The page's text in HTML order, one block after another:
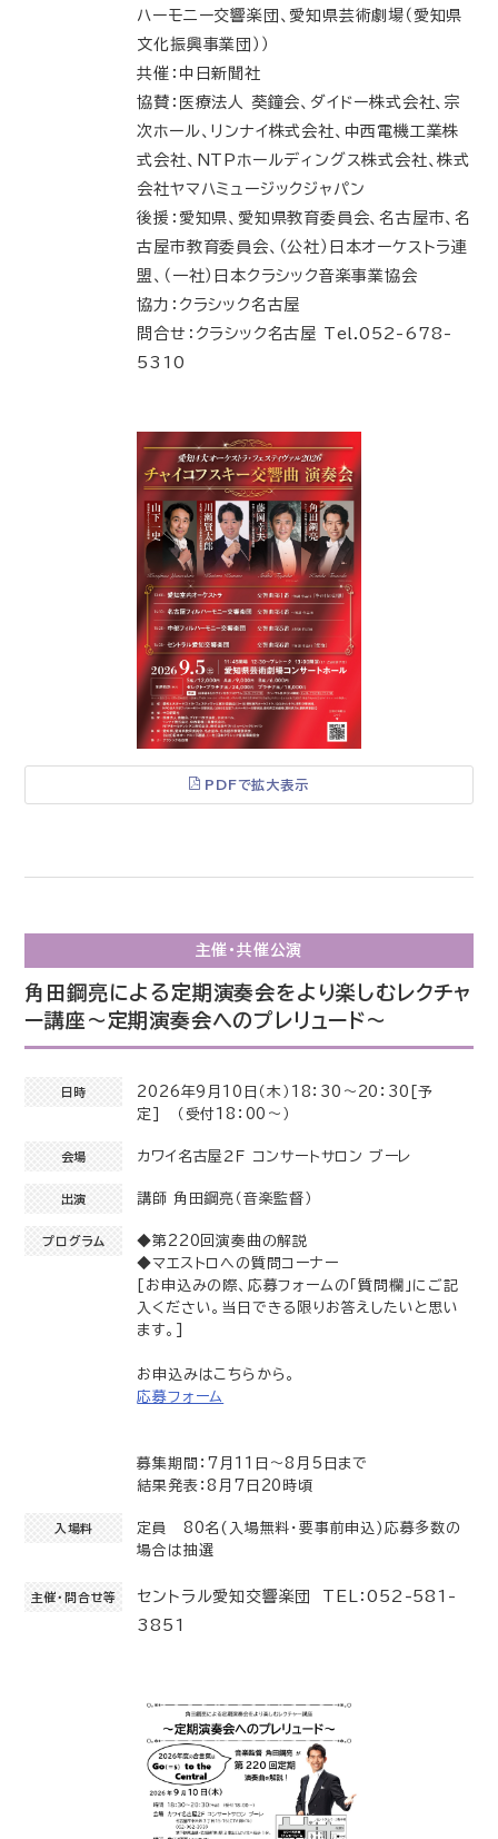
ハーモニー交響楽団、愛知県芸術劇場（愛知県
文化振興事業団））
共催：中日新聞社
協賛：医療法人 葵鐘会、ダイドー株式会社、宗
次ホール、リンナイ株式会社、中西電機工業株
式会社、NTPホールディングス株式会社、株式
会社ヤマハミュージックジャパン
後援：愛知県、愛知県教育委員会、名古屋市、名
古屋市教育委員会、（公社）日本オーケストラ連
盟、（一社）日本クラシック音楽事業協会
協力：クラシック名古屋
問合せ：クラシック名古屋 Tel.052-678-
5310
PDFで拡大表示
主催・共催公演
角田鋼亮による定期演奏会をより楽しむレクチャ
ー講座～定期演奏会へのプレリュード～
日時
2026年9月10日（木）18：30～20：30[予
定] （受付18：00～）
会場 カワイ名古屋２Ｆ コンサートサロン ブーレ
出演 講師 角田鋼亮（音楽監督）
プログラム
◆第220回演奏曲の解説
◆マエストロへの質問コーナー
[お申込みの際、応募フォームの「質問欄」にご記
入ください。当日できる限りお答えしたいと思い
ます。]
お申込みはこちらから。
応募フォーム
募集期間：7月11日〜8月5日まで
結果発表：8月7日20時頃
入場料
定員 80名(入場無料・要事前申込)応募多数の
場合は抽選
主催・問合せ等
セントラル愛知交響楽団 TEL：052-581-
3851